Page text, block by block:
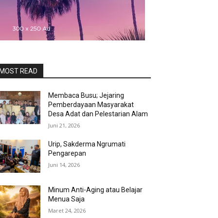
READ
Membaca Busu; Jejaring
Pemberdayaan Masyarakat
Desa Adat dan Pelestarian Alam
Juni 21, 2026
Urip, Sakderma Ngrumati
Pengarepan
Juni 14, 2026
Minum Anti-Aging atau Belajar
Menua Saja
Maret 24, 2026